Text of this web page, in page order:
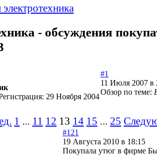
- обсуждения
29 Ноября 2004
#1
11 Июля 2007 в
Обзор по теме:
1 ... 11 12 13 14 15 ... 25
#121
19 Августа 2010 в 18:15
Покупала утюг в фирме